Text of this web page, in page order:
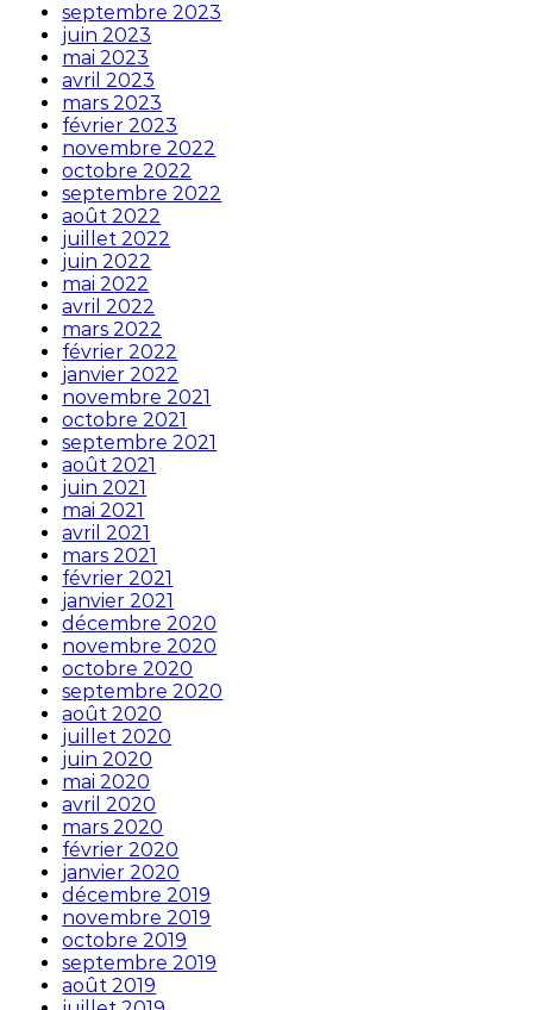
septembre 2023
juin 2023
mai 2023
avril 2023
mars 2023
février 2023
novembre 2022
octobre 2022
septembre 2022
août 2022
juillet 2022
juin 2022
mai 2022
avril 2022
mars 2022
février 2022
janvier 2022
novembre 2021
octobre 2021
septembre 2021
août 2021
juin 2021
mai 2021
avril 2021
mars 2021
février 2021
janvier 2021
décembre 2020
novembre 2020
octobre 2020
septembre 2020
août 2020
juillet 2020
juin 2020
mai 2020
avril 2020
mars 2020
février 2020
janvier 2020
décembre 2019
novembre 2019
octobre 2019
septembre 2019
août 2019